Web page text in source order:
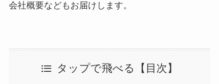
会社概要などもお届けします。
タップで飛べる【目次】